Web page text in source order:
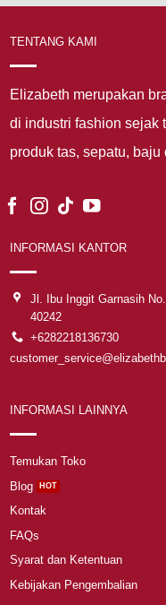
TENTANG KAMI
Elizabeth merupakan
di industri fashion sejak
produk tas, sepatu,
INFORMASI KANTOR
Jl. Ibu Inggit Garnasih
40242
+6282218136730
INFORMASI LAINNYA
Temukan Toko
Blog
Kontak
FAQs
Syarat dan Ketentuan
Kebijakan Pengembalian